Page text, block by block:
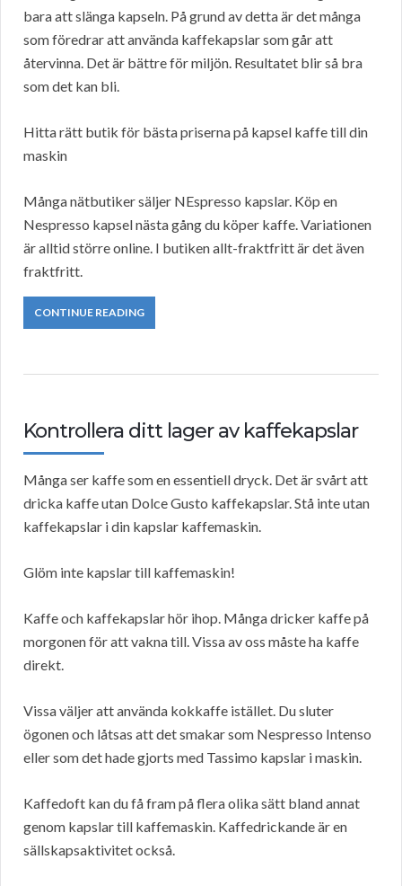
bara att slänga kapseln. På grund av detta är det många
som föredrar att använda kaffekapslar som går att
återvinna. Det är bättre för miljön. Resultatet blir så bra
som det kan bli.
Hitta rätt butik för bästa priserna på kapsel kaffe till din
maskin
Många nätbutiker säljer NEspresso kapslar. Köp en
Nespresso kapsel nästa gång du köper kaffe. Variationen
är alltid större online. I butiken allt-fraktfritt är det även
fraktfritt.
CONTINUE READING
Kontrollera ditt lager av kaffekapslar
Många ser kaffe som en essentiell dryck. Det är svårt att
dricka kaffe utan Dolce Gusto kaffekapslar. Stå inte utan
kaffekapslar i din kapslar kaffemaskin.
Glöm inte kapslar till kaffemaskin!
Kaffe och kaffekapslar hör ihop. Många dricker kaffe på
morgonen för att vakna till. Vissa av oss måste ha kaffe
direkt.
Vissa väljer att använda kokkaffe istället. Du sluter
ögonen och låtsas att det smakar som Nespresso Intenso
eller som det hade gjorts med Tassimo kapslar i maskin.
Kaffedoft kan du få fram på flera olika sätt bland annat
genom kapslar till kaffemaskin. Kaffedrickande är en
sällskapsaktivitet också.